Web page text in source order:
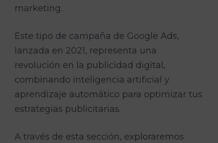
marketing.
Este tipo de campaña de Google Ads,
lanzada en 2021, representa una
revolución en la publicidad digital,
combinando inteligencia artificial y
aprendizaje automático para optimizar tus
estrategias publicitarias.
A través de esta sección, exploraremos